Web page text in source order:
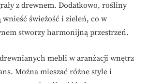
z drewnem. Dodatkowo, rośliny
świeżość i zieleń, co w
stworzy harmonijną przestrzeń.
mebli w aranżacji wnętrz
Można mieszać różne style i